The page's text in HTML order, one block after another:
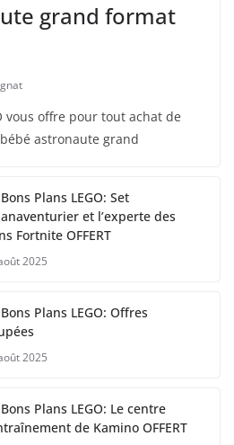
grand format
vous offre pour tout achat de
astronaute grand
Plans LEGO: Set
et l’experte des
Fortnite OFFERT
2025
Plans LEGO: Offres
2025
Plans LEGO: Le centre
de Kamino OFFERT